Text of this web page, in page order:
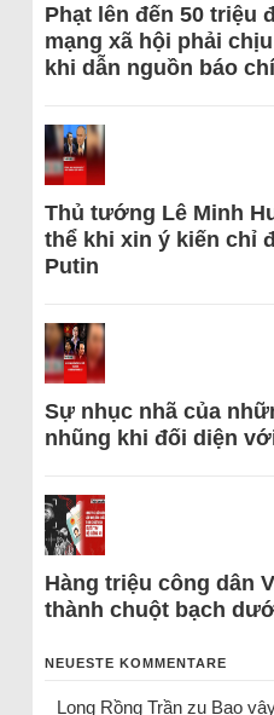
Phạt lên đến 50 triệu
mạng xã hội phải
khi dẫn nguồn báo chí
Thủ tướng Lê Minh
thể khi xin ý kiến chỉ
Putin
Sự nhục nhã của
nhũng khi đối diện
Hàng triệu công dân
thành chuột bạch
NEUESTE KOMMENTARE
Long Rồng Trầnzu Bao